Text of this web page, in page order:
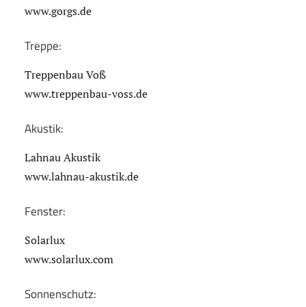
www.gorgs.de
Treppe:
Treppenbau Voß
www.treppenbau-voss.de
Akustik:
Lahnau Akustik
www.lahnau-akustik.de
Fenster:
Solarlux
www.solarlux.com
Sonnenschutz: